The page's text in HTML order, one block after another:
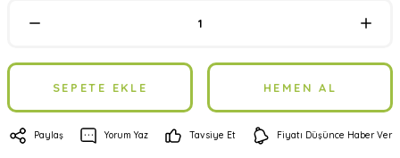
SEPETE EKLE HEMEN AL
Paylaş Yorum Yaz Tavsiye Et Fiyatı Düşünce Haber Ver